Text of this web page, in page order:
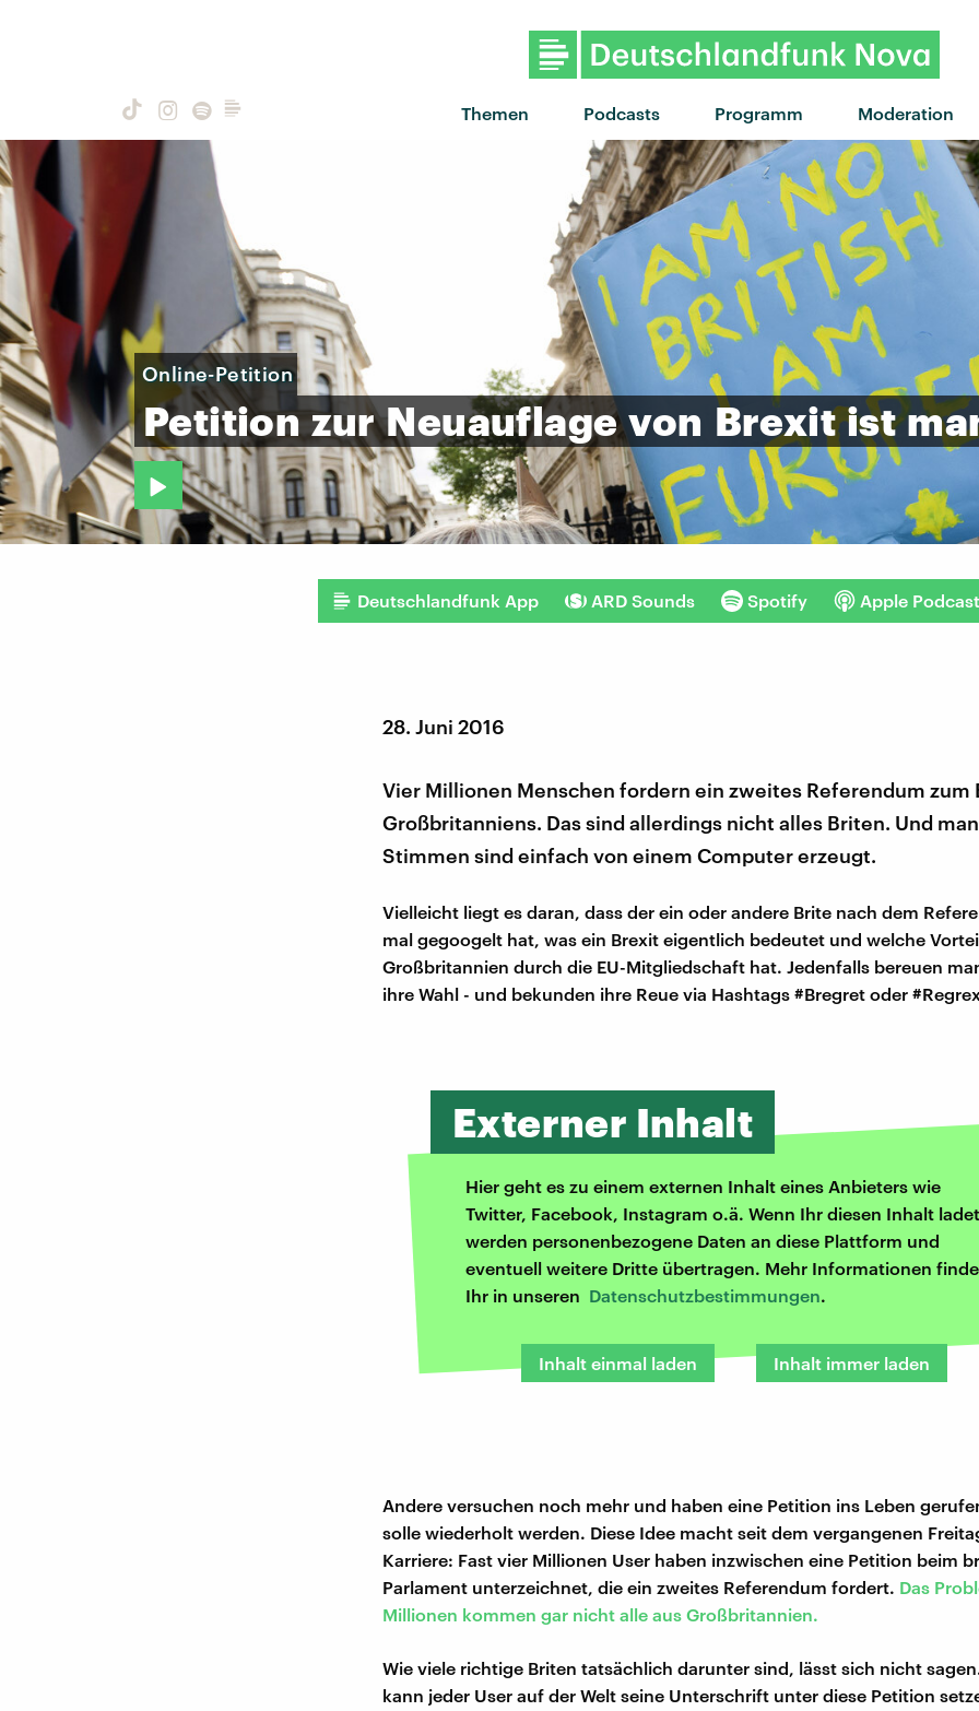
Themen Podcasts Programm Moderation
"If you ever" von NAO feat. 6Lack
Online-Petition
Petition zur Neuauflage von Brexit ist
Deutschlandfunk App ARD Sounds Spotify Apple
28. Juni 2016
Vier Millionen Menschen fordern ein zweites Referendum zum
Großbritanniens. Das sind allerdings nicht alles Briten. Und
Stimmen sind einfach von einem Computer erzeugt.
Vielleicht liegt es daran, dass der ein oder andere Brite nach dem
mal gegoogelt hat, was ein Brexit eigentlich bedeutet und welche
Großbritannien durch die EU-Mitgliedschaft hat. Jedenfalls bereuen
ihre Wahl - und bekunden ihre Reue via Hashtags #Bregret oder
Externer Inhalt
Hier geht es zu einem externen Inhalt eines Anbieters wie
Twitter, Facebook, Instagram o.ä. Wenn Ihr diesen Inhalt
werden personenbezogene Daten an diese Plattform und
eventuell weitere Dritte übertragen. Mehr Informationen
Ihr in unseren Datenschutzbestimmungen.
Inhalt einmal laden Inhalt immer laden
Andere versuchen noch mehr und haben eine Petition ins Leben
solle wiederholt werden. Diese Idee macht seit dem vergangenen
Karriere: Fast vier Millionen User haben inzwischen eine Petition beim
Parlament unterzeichnet, die ein zweites Referendum fordert. Das
Millionen kommen gar nicht alle aus Großbritannien.
Wie viele richtige Briten tatsächlich darunter sind, lässt sich nicht
kann jeder User auf der Welt seine Unterschrift unter diese Petition